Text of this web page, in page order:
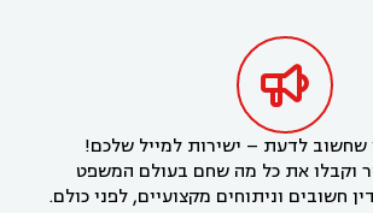

לדעת – ישירות למייל שלכם!
וקבלו את כל מה שחם בעולם המשפט
חשובים וניתוחים מקצועיים, לפני כולם.